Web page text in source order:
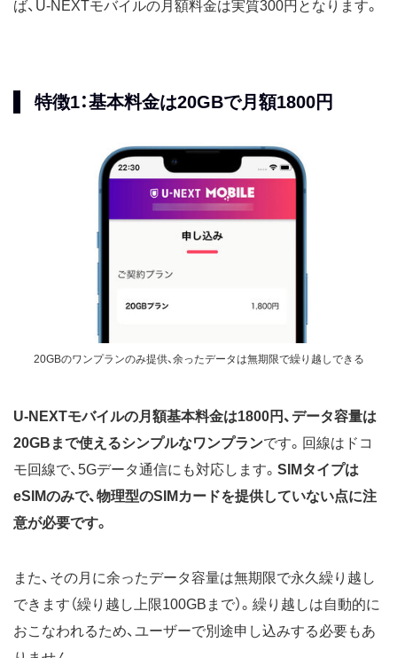
ば、U-NEXTモバイルの月額料金は実質300円となります。
特徴1：基本料金は20GBで月額1800円
20GBのワンプランのみ提供、余ったデータは無期限で繰り越しできる
U-NEXTモバイルの月額基本料金は1800円、データ容量は
20GBまで使えるシンプルなワンプランです。回線はドコ
モ回線で、5Gデータ通信にも対応します。 SIMタイプは
eSIMのみで、物理型のSIMカードを提供していない点に注
意が必要です。
また、その月に余ったデータ容量は無期限で永久繰り越し
できます（繰り越し上限100GBまで）。繰り越しは自動的に
おこなわれるため、ユーザーで別途申し込みする必要もあ